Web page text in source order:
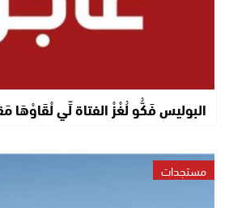
البوليس فَكُّو لُغْزْ الفتاة لِّي لْقَاوْهَا
مستجدات